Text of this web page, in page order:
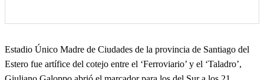
Estadio Único Madre de Ciudades de la provincia de Santiago del
Estero fue artífice del cotejo entre el ‘Ferroviario’ y el ‘Taladro’,